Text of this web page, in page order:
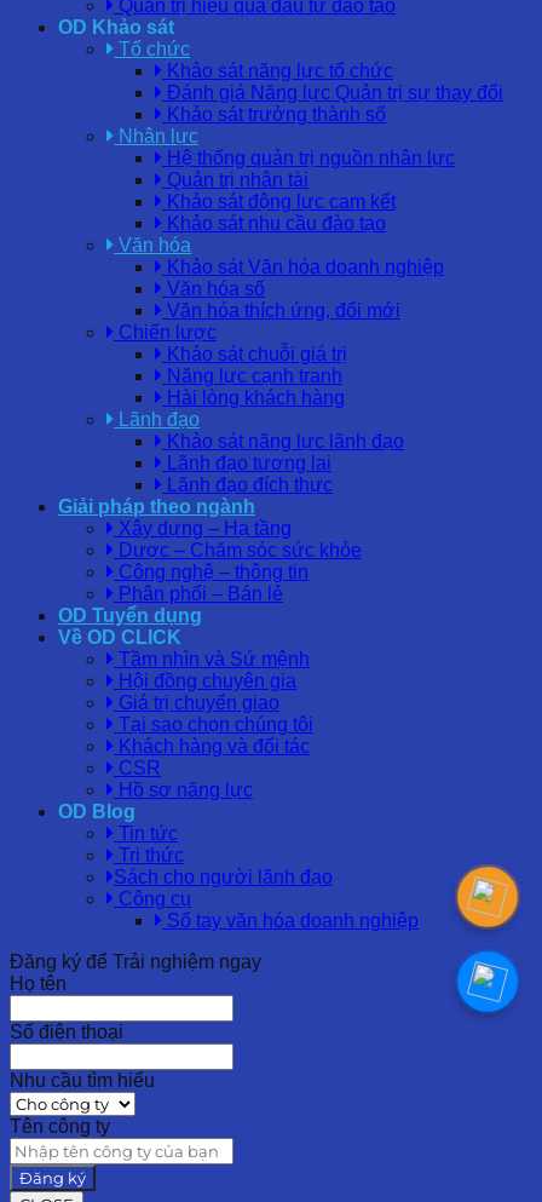
Quản trị hiệu quả đầu tư đào tạo
OD Khảo sát
Tổ chức
Khảo sát năng lực tổ chức
Đánh giá Năng lực Quản trị sự thay đổi
Khảo sát trưởng thành số
Nhân lực
Hệ thống quản trị nguồn nhân lực
Quản trị nhân tài
Khảo sát động lực cam kết
Khảo sát nhu cầu đào tạo
Văn hóa
Khảo sát Văn hóa doanh nghiệp
Văn hóa số
Văn hóa thích ứng, đổi mới
Chiến lược
Khảo sát chuỗi giá trị
Năng lực cạnh tranh
Hài lòng khách hàng
Lãnh đạo
Khảo sát năng lực lãnh đạo
Lãnh đạo tương lai
Lãnh đạo đích thực
Giải pháp theo ngành
Xây dựng – Hạ tầng
Dược – Chăm sóc sức khỏe
Công nghệ – thông tin
Phân phối – Bán lẻ
OD Tuyển dụng
Về OD CLICK
Tầm nhìn và Sứ mệnh
Hội đồng chuyên gia
Giá trị chuyển giao
Tại sao chọn chúng tôi
Khách hàng và đối tác
CSR
Hồ sơ năng lực
OD Blog
Tin tức
Tri thức
Sách cho người lãnh đạo
Công cụ
Sổ tay văn hóa doanh nghiệp
Đăng ký để Trải nghiệm ngay
Họ tên
Số điện thoại
Nhu cầu tìm hiểu
Tên công ty
Đăng ký